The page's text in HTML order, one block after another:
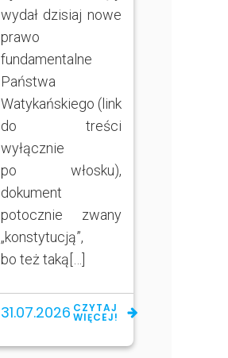
wydał dzisiaj nowe
prawo
fundamentalne
Państwa
Watykańskiego (link
do treści
wyłącznie
po włosku),
dokument
potocznie zwany
„konstytucją”,
bo też taką[…]
31.07.2026 CZYTAJ
WIĘCEJ!